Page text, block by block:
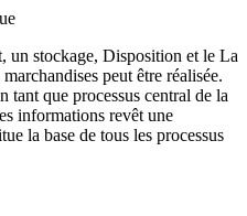
un stockage, Disposition et le La
peut être réalisée.
tant que processus central de la
informations revêt une
la base de tous les processus